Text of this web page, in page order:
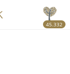
45.332